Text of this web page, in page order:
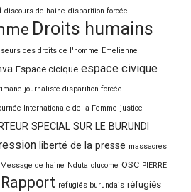
discours de haine disparition forcée
Droits humains
des droits de l'homme Emelienne
Espace cicique espace civique
journaliste disparition forcée
Internationale de la Femme justice
SPECIAL SUR LE BURUNDI
liberté de la presse massacres
Message de haine Nduta olucome OSC PIERRE
Rapport refugiés burundais réfugiés